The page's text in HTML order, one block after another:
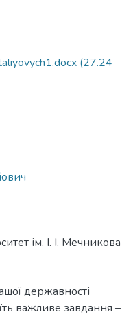
(27.24
ім. І. І. Мечникова
державності
важливе завдання –